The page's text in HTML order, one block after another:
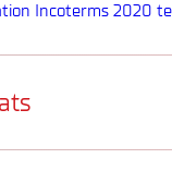
Incoterms 2020
Achats